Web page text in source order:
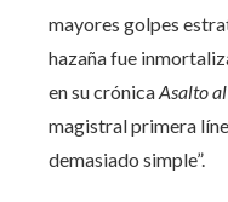
mayores golpes
hazaña fue
en su crónicaAsalto
magistral primera
demasiado simple”.